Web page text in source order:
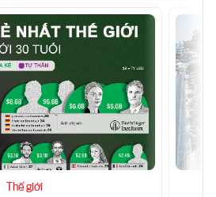
Thế giới